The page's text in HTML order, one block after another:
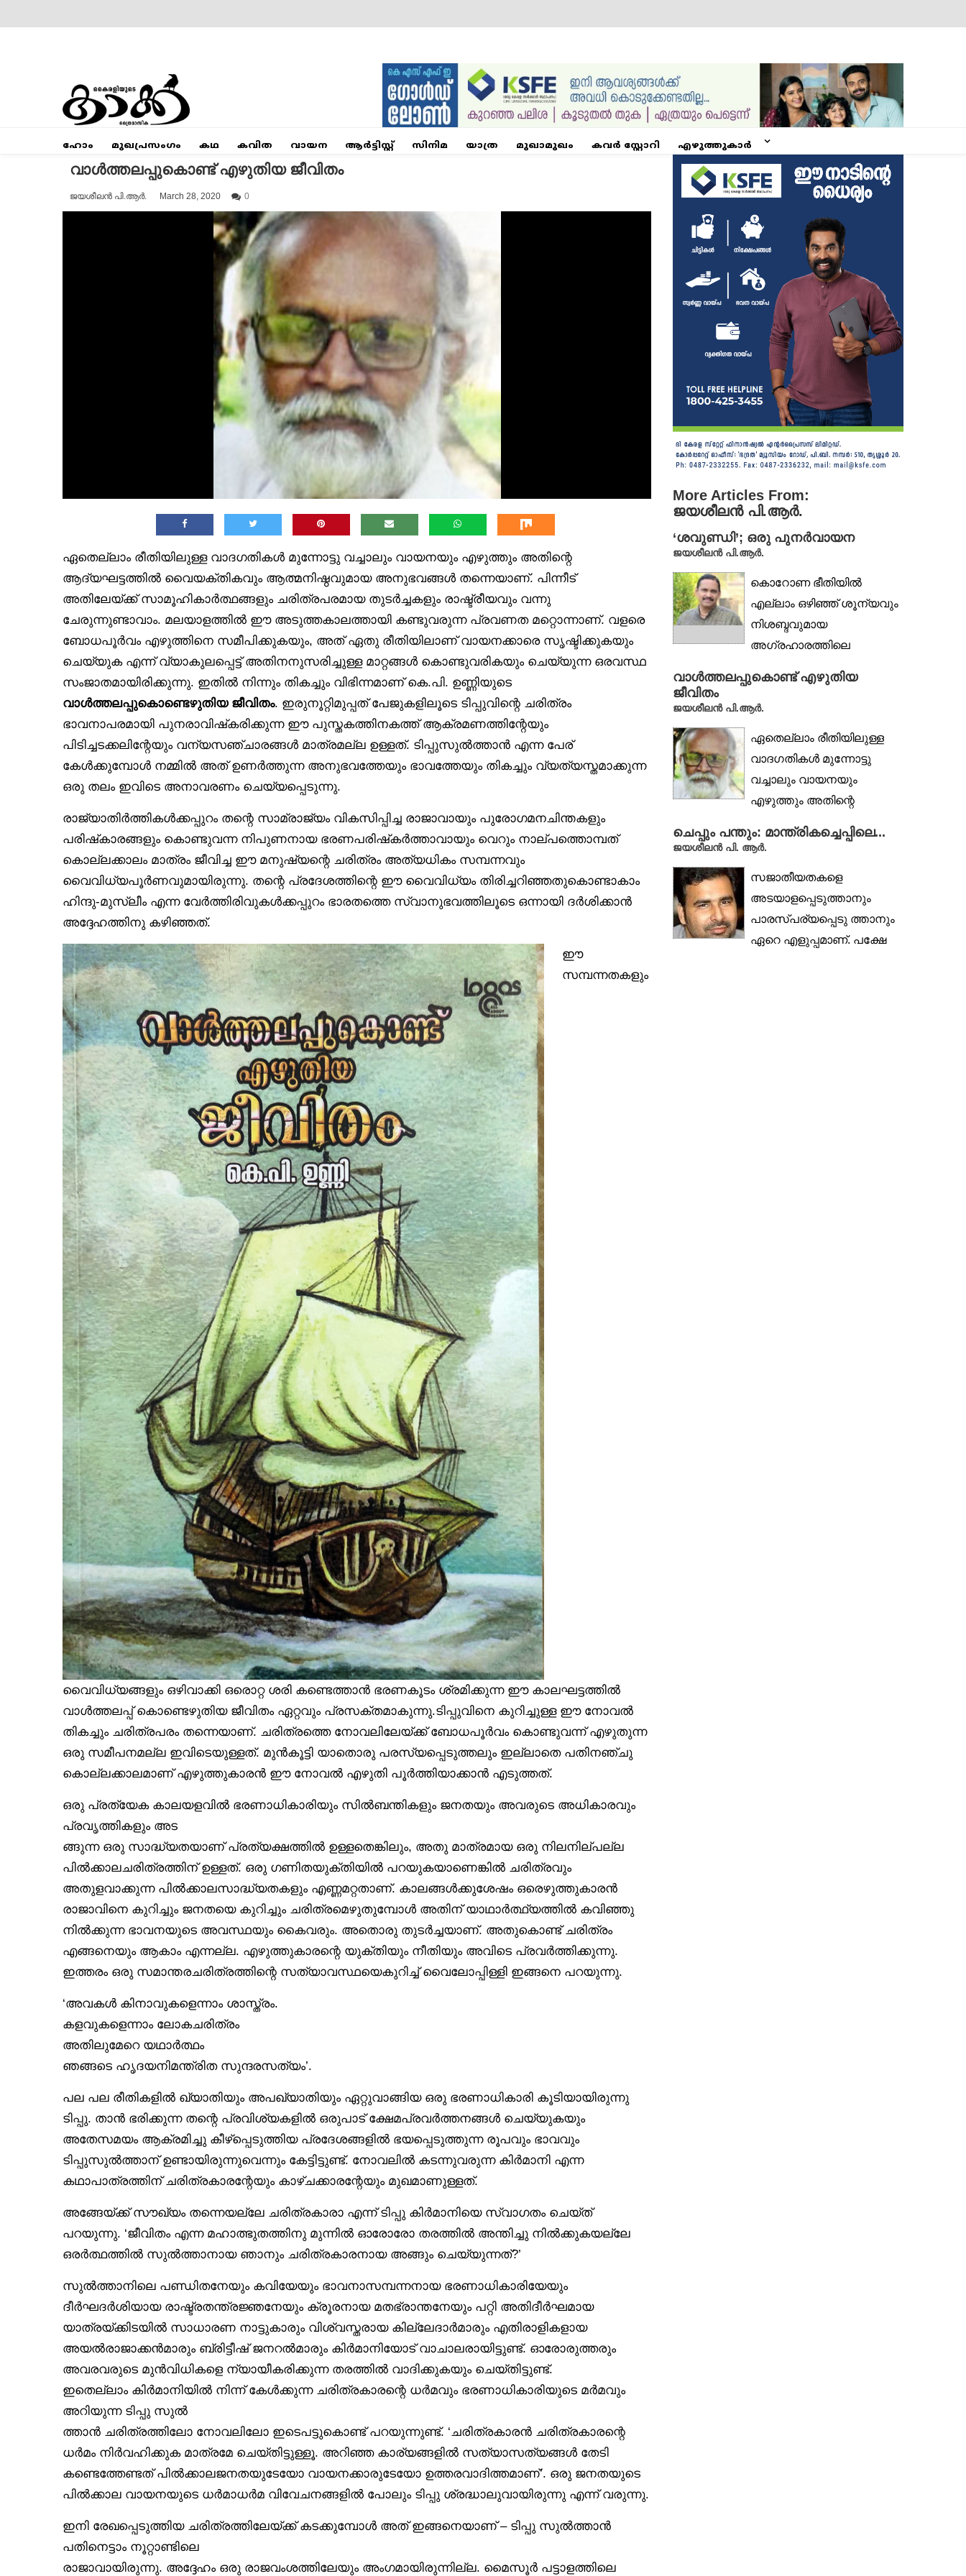
Mumbai Kaakka
ഹോം മുഖപ്രസംഗം കഥ കവിത വായന ആര്‍ട്ടിസ്റ്റ് സിനിമ യാത്ര മുഖാമുഖം കവർ സ്റ്റോറി എഴുത്തുകാർ
വാൾത്തലപ്പുകൊണ്ട് എഴുതിയ ജീവിതം
ജയശീലൻ പി.ആർ. March 28, 2020 0
ഏതെല്ലാം രീതിയിലുള്ള വാദഗതികൾ മുന്നോട്ടു വച്ചാലും വായനയും എഴുത്തും അതിന്റെ
ആദ്യഘട്ടത്തിൽ വൈയക്തികവും ആത്മനിഷ്ഠവുമായ അനുഭവങ്ങൾ തന്നെയാണ്. പിന്നീട്
അതിലേയ്ക്ക് സാമൂഹികാർത്ഥങ്ങളും ചരിത്രപരമായ തുടർച്ചകളും രാഷ്ട്രീയവും വന്നു
ചേരുന്നുണ്ടാവാം. മലയാളത്തിൽ ഈ അടുത്തകാലത്തായി കണ്ടുവരുന്ന പ്രവണത മറ്റൊന്നാണ്. വളരെ
ബോധപൂർവം എഴുത്തിനെ സമീപിക്കുകയും, അത് ഏതു രീതിയിലാണ് വായനക്കാരെ സൃഷ്ടിക്കുകയും
ചെയ്യുക എന്ന് വ്യാകുലപ്പെട്ട് അതിനനുസരിച്ചുള്ള മാറ്റങ്ങൾ കൊണ്ടുവരികയും ചെയ്യുന്ന ഒരവസ്ഥ
സംജാതമായിരിക്കുന്നു. ഇതിൽ നിന്നും തികച്ചും വിഭിന്നമാണ് കെ.പി. ഉണ്ണിയുടെ
വാൾത്തലപ്പുകൊണ്ടെഴുതിയ ജീവിതം. ഇരുനൂറ്റിമുപ്പത് പേജുകളിലൂടെ ടിപ്പുവിന്റെ ചരിത്രം
ഭാവനാപരമായി പുനരാവിഷ്‌കരിക്കുന്ന ഈ പുസ്തകത്തിനകത്ത് ആക്രമണത്തിന്റേയും
പിടിച്ചടക്കലിന്റേയും വന്യസഞ്ചാരങ്ങൾ മാത്രമല്ല ഉള്ളത്. ടിപ്പുസുൽത്താൻ എന്ന പേര്
കേൾക്കുമ്പോൾ നമ്മിൽ അത് ഉണർത്തുന്ന അനുഭവത്തേയും ഭാവത്തേയും തികച്ചും വ്യത്യസ്തമാക്കുന്ന
ഒരു തലം ഇവിടെ അനാവരണം ചെയ്യപ്പെടുന്നു.
രാജ്യാതിർത്തികൾക്കപ്പുറം തന്റെ സാമ്രാജ്യം വികസിപ്പിച്ച രാജാവായും പുരോഗമനചിന്തകളും
പരിഷ്‌കാരങ്ങളും കൊണ്ടുവന്ന നിപുണനായ ഭരണപരിഷ്‌കർത്താവായും വെറും നാല്പത്തൊമ്പത്
കൊല്ലക്കാലം മാത്രം ജീവിച്ച ഈ മനുഷ്യന്റെ ചരിത്രം അത്യധികം സമ്പന്നവും
വൈവിധ്യപൂർണവുമായിരുന്നു. തന്റെ പ്രദേശത്തിന്റെ ഈ വൈവിധ്യം തിരിച്ചറിഞ്ഞതുകൊണ്ടാകാം
ഹിന്ദു-മുസ്ലീം എന്ന വേർത്തിരിവുകൾക്കപ്പുറം ഭാരതത്തെ സ്വാനുഭവത്തിലൂടെ ഒന്നായി ദർശിക്കാൻ
അദ്ദേഹത്തിനു കഴിഞ്ഞത്.
ഈ
സമ്പന്നതകളും
വൈവിധ്യങ്ങളും ഒഴിവാക്കി ഒരൊറ്റ ശരി കണ്ടെത്താൻ ഭരണകൂടം ശ്രമിക്കുന്ന ഈ കാലഘട്ടത്തിൽ
വാൾത്തലപ്പ് കൊണ്ടെഴുതിയ ജീവിതം ഏറ്റവും പ്രസക്തമാകുന്നു.ടിപ്പുവിനെ കുറിച്ചുള്ള ഈ നോവൽ
തികച്ചും ചരിത്രപരം തന്നെയാണ്. ചരിത്രത്തെ നോവലിലേയ്ക്ക് ബോധപൂർവം കൊണ്ടുവന്ന് എഴുതുന്ന
ഒരു സമീപനമല്ല ഇവിടെയുള്ളത്. മുൻകൂട്ടി യാതൊരു പരസ്യപ്പെടുത്തലും ഇല്ലാതെ പതിനഞ്ചു
കൊല്ലക്കാലമാണ് എഴുത്തുകാരൻ ഈ നോവൽ എഴുതി പൂർത്തിയാക്കാൻ എടുത്തത്.
ഒരു പ്രത്യേക കാലയളവിൽ ഭരണാധികാരിയും സിൽബന്തികളും ജനതയും അവരുടെ അധികാരവും
പ്രവൃത്തികളും അട
ങ്ങുന്ന ഒരു സാദ്ധ്യതയാണ് പ്രത്യക്ഷത്തിൽ ഉള്ളതെങ്കിലും, അതു മാത്രമായ ഒരു നിലനില്പല്ല
പിൽക്കാലചരിത്രത്തിന് ഉള്ളത്. ഒരു ഗണിതയുക്തിയിൽ പറയുകയാണെങ്കിൽ ചരിത്രവും
അതുളവാക്കുന്ന പിൽക്കാലസാദ്ധ്യതകളും എണ്ണമറ്റതാണ്. കാലങ്ങൾക്കുശേഷം ഒരെഴുത്തുകാരൻ
രാജാവിനെ കുറിച്ചും ജനതയെ കുറിച്ചും ചരിത്രമെഴുതുമ്പോൾ അതിന് യാഥാർത്ഥ്യത്തിൽ കവിഞ്ഞു
നിൽക്കുന്ന ഭാവനയുടെ അവസ്ഥയും കൈവരും. അതൊരു തുടർച്ചയാണ്. അതുകൊണ്ട് ചരിത്രം
എങ്ങനെയും ആകാം എന്നല്ല. എഴുത്തുകാരന്റെ യുക്തിയും നീതിയും അവിടെ പ്രവർത്തിക്കുന്നു.
ഇത്തരം ഒരു സമാന്തരചരിത്രത്തിന്റെ സത്യാവസ്ഥയെകുറിച്ച് വൈലോപ്പിള്ളി ഇങ്ങനെ പറയുന്നു.
‘അവകൾ കിനാവുകളെന്നാം ശാസ്ത്രം.
കളവുകളെന്നാം ലോകചരിത്രം
അതിലുമേറെ യഥാർത്ഥം
ഞങ്ങടെ ഹൃദയനിമന്ത്രിത സുന്ദരസത്യം’.
പല പല രീതികളിൽ ഖ്യാതിയും അപഖ്യാതിയും ഏറ്റുവാങ്ങിയ ഒരു ഭരണാധികാരി കൂടിയായിരുന്നു
ടിപ്പു. താൻ ഭരിക്കുന്ന തന്റെ പ്രവിശ്യകളിൽ ഒരുപാട് ക്ഷേമപ്രവർത്തനങ്ങൾ ചെയ്യുകയും
അതേസമയം ആക്രമിച്ചു കീഴ്‌പ്പെടുത്തിയ പ്രദേശങ്ങളിൽ ഭയപ്പെടുത്തുന്ന രൂപവും ഭാവവും
ടിപ്പുസുൽത്താന് ഉണ്ടായിരുന്നുവെന്നും കേട്ടിട്ടുണ്ട്. നോവലിൽ കടന്നുവരുന്ന കിർമാനി എന്ന
കഥാപാത്രത്തിന് ചരിത്രകാരന്റേയും കാഴ്ചക്കാരന്റേയും മുഖമാണുള്ളത്.
അങ്ങേയ്ക്ക് സൗഖ്യം തന്നെയല്ലേ ചരിത്രകാരാ എന്ന് ടിപ്പു കിർമാനിയെ സ്വാഗതം ചെയ്ത്
പറയുന്നു. ‘ജീവിതം എന്ന മഹാത്ഭുതത്തിനു മുന്നിൽ ഓരോരോ തരത്തിൽ അന്തിച്ചു നിൽക്കുകയല്ലേ
ഒരർത്ഥത്തിൽ സുൽത്താനായ ഞാനും ചരിത്രകാരനായ അങ്ങും ചെയ്യുന്നത്?’
സുൽത്താനിലെ പണ്ഡിതനേയും കവിയേയും ഭാവനാസമ്പന്നനായ ഭരണാധികാരിയേയും
ദീർഘദർശിയായ രാഷ്ട്രതന്ത്രജ്ഞനേയും ക്രൂരനായ മതഭ്രാന്തനേയും പറ്റി അതിദീർഘമായ
യാത്രയ്ക്കിടയിൽ സാധാരണ നാട്ടുകാരും വിശ്വസ്തരായ കില്ലേദാർമാരും എതിരാളികളായ
അയൽരാജാക്കൻമാരും ബ്രിട്ടീഷ് ജനറൽമാരും കിർമാനിയോട് വാചാലരായിട്ടുണ്ട്. ഓരോരുത്തരും
അവരവരുടെ മുൻവിധികളെ ന്യായീകരിക്കുന്ന തരത്തിൽ വാദിക്കുകയും ചെയ്തിട്ടുണ്ട്.
ഇതെല്ലാം കിർമാനിയിൽ നിന്ന് കേൾക്കുന്ന ചരിത്രകാരന്റെ ധർമവും ഭരണാധികാരിയുടെ മർമവും
അറിയുന്ന ടിപ്പു സുൽ
ത്താൻ ചരിത്രത്തിലോ നോവലിലോ ഇടെപട്ടുകൊണ്ട് പറയുന്നുണ്ട്. ‘ചരിത്രകാരൻ ചരിത്രകാരന്റെ
ധർമം നിർവഹിക്കുക മാത്രമേ ചെയ്തിട്ടുള്ളൂ. അറിഞ്ഞ കാര്യങ്ങളിൽ സത്യാസത്യങ്ങൾ തേടി
കണ്ടെത്തേണ്ടത് പിൽക്കാലജനതയുടേയോ വായനക്കാരുടേയോ ഉത്തരവാദിത്തമാണ്’. ഒരു ജനതയുടെ
പിൽക്കാല വായനയുടെ ധർമാധർമ വിവേചനങ്ങളിൽ പോലും ടിപ്പു ശ്രദ്ധാലുവായിരുന്നു എന്ന് വരുന്നു.
ഇനി രേഖപ്പെടുത്തിയ ചരിത്രത്തിലേയ്ക്ക് കടക്കുമ്പോൾ അത് ഇങ്ങനെയാണ് – ടിപ്പു സുൽത്താൻ
പതിനെട്ടാം നൂറ്റാണ്ടിലെ
രാജാവായിരുന്നു. അദ്ദേഹം ഒരു രാജവംശത്തിലേയും അംഗമായിരുന്നില്ല. മൈസൂർ പട്ടാളത്തിലെ
More Articles From:
ജയശീലൻ പി.ആർ.
‘ശവുണ്ഡി’; ഒരു പുനർവായന
ജയശീലൻ പി.ആർ.
കൊറോണ ഭീതിയിൽ
എല്ലാം ഒഴിഞ്ഞ് ശൂന്യവും
നിശബ്ദവുമായ
അഗ്രഹാരത്തിലെ
ശങ്കരനാരായണൻ...
വാൾത്തലപ്പുകൊണ്ട് എഴുതിയ
ജീവിതം
ജയശീലൻ പി.ആർ.
ഏതെല്ലാം രീതിയിലുള്ള
വാദഗതികൾ മുന്നോട്ടു
വച്ചാലും വായനയും
എഴുത്തും അതിന്റെ
വൈയക്തികവും
ചെപ്പും പന്തും: മാന്ത്രികച്ചെപ്പിലെ...
ജയശീലൻ പി. ആർ.
സജാതീയതകളെ
അടയാളപ്പെടുത്താനും
പാരസ്പര്യപ്പെടു ത്താനും
ഏറെ എളുപ്പമാണ്. പക്ഷേ